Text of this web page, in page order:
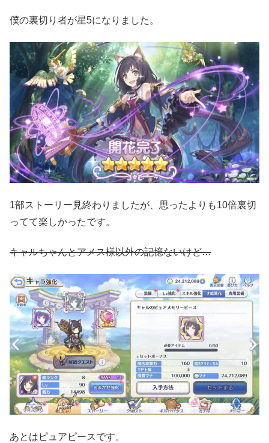
僕の裏切り者が星5になりました。
1部ストーリー見終わりましたが、思ったよりも10倍裏切
ってて楽しかったです。
キャルちゃんとアメス様以外の記憶ないけど…
あとはピュアピースです。